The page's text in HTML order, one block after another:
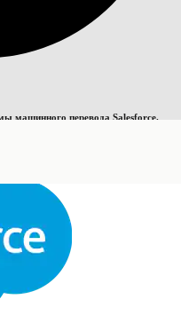
машинного перевода Salesforce.